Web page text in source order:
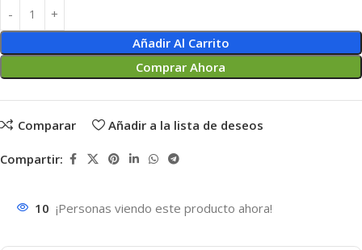
Añadir Al Carrito
Comprar Ahora
Comparar Añadir a la lista de deseos
Compartir:
10 ¡Personas viendo este producto ahora!